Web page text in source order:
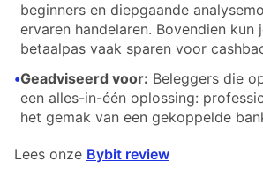
beginners en diepgaande
ervaren handelaren. Bovendien kun
betaalpas vaak sparen voor
•Geadviseerd voor: Beleggers die
een alles-in-één oplossing:
het gemak van een gekoppelde
Lees onze Bybit review